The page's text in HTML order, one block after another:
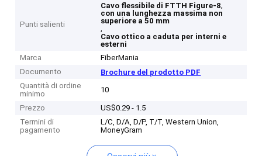
Punti salienti
Cavo flessibile di FTTH Figure-8,
con una lunghezza massima non
superiore a 50 mm
,
Cavo ottico a caduta per interni e
esterni
Marca
FiberMania
Documento
Brochure del prodotto PDF
Quantità di ordine
minimo
10
Prezzo
US$0.29 - 1.5
Termini di
pagamento
L/C, D/A, D/P, T/T, Western Union,
MoneyGram